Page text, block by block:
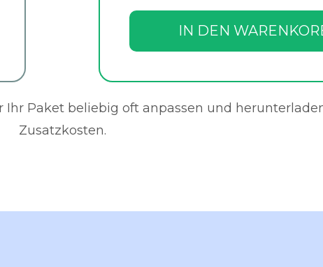
IN DEN
Paket beliebig oft anpassen und
Zusatzkosten.